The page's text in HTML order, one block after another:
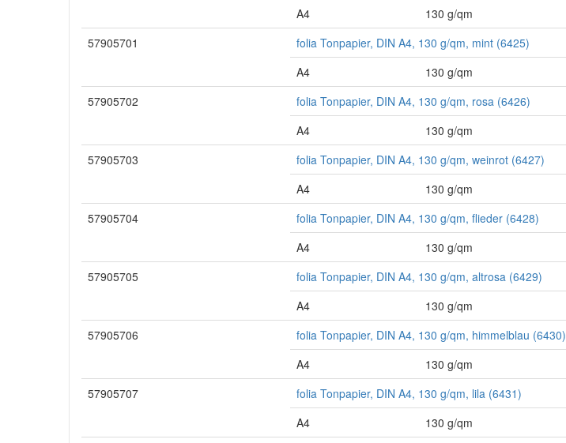
A4
130 g/qm
57905701
folia Tonpapier, DIN A4, 130 g/qm, mint (6425)
A4
130 g/qm
57905702
folia Tonpapier, DIN A4, 130 g/qm, rosa (6426)
A4
130 g/qm
57905703
folia Tonpapier, DIN A4, 130 g/qm, weinrot (6427)
A4
130 g/qm
57905704
folia Tonpapier, DIN A4, 130 g/qm, flieder (6428)
A4
130 g/qm
57905705
folia Tonpapier, DIN A4, 130 g/qm, altrosa (6429)
A4
130 g/qm
57905706
folia Tonpapier, DIN A4, 130 g/qm, himmelblau (6430)
A4
130 g/qm
57905707
folia Tonpapier, DIN A4, 130 g/qm, lila (6431)
A4
130 g/qm